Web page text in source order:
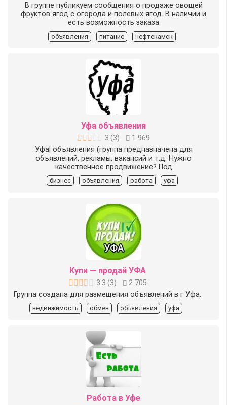
В группе публикуем сообщения о продаже овощей
фруктов ягод с огорода и полевых ягод. В наличии и
есть возможность заказа
объявления питание нефтекамск
Уфа объявления
3 (3)
1 969
Уфа| объявления (группа предназначена для
объявлений, рекламы, вакансий и т.д. Нужно
качественное продвижение? Под
бизнес объявления работа уфа
Купи — продай УФА
3.3 (3)
2 705
Группа создана для размещения объявлений в г Уфа.
недвижимость обмен объявления уфа
Работа в Уфе